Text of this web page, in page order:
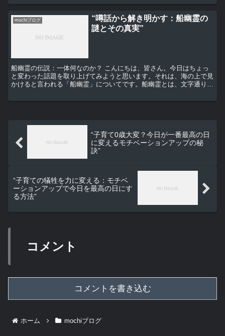
mochiブログ
“噂話から解き明かす：船幽霊の
謎とその真実”
船幽霊の伝説：一体何なのか？ こんにちは、皆さん。今日はちょっ
と変わった話題を取り上げてみようと思います。それは、海の上で見
かけると言われる「船幽霊」についてです。船幽霊とは、文字通り幽
“子育て0歳大変？今日が一番最高の日
に変えるモチベーションアップの秘
訣”
“子育ての犠牲を力に変える：モチベ
ーションアップで今日を最高の日にす
る方法”
コメント
コメントを書き込む
ホーム mochiブログ